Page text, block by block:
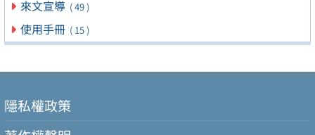
來文宣導 ( 49 )
使用手冊 ( 15 )
隱私權政策